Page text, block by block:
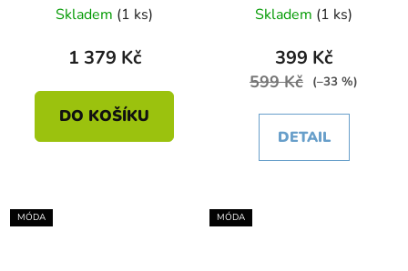
Skladem (1 ks)
1 379 Kč
DO KOŠÍKU
Skladem (1 ks)
399 Kč
599 Kč (–33 %)
DETAIL
MÓDA MÓDA